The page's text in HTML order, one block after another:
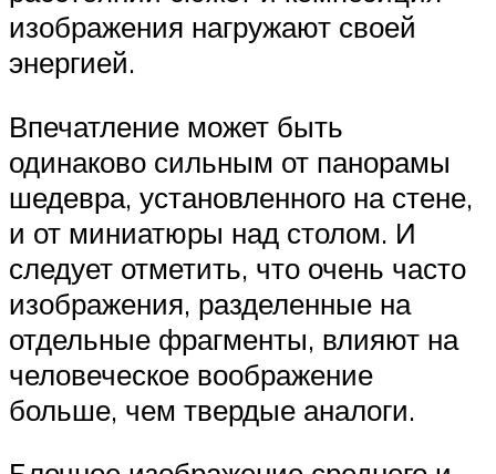
изображения нагружают своей
энергией.
Впечатление может быть
одинаково сильным от панорамы
шедевра, установленного на стене,
и от миниатюры над столом. И
следует отметить, что очень часто
изображения, разделенные на
отдельные фрагменты, влияют на
человеческое воображение
больше, чем твердые аналоги.